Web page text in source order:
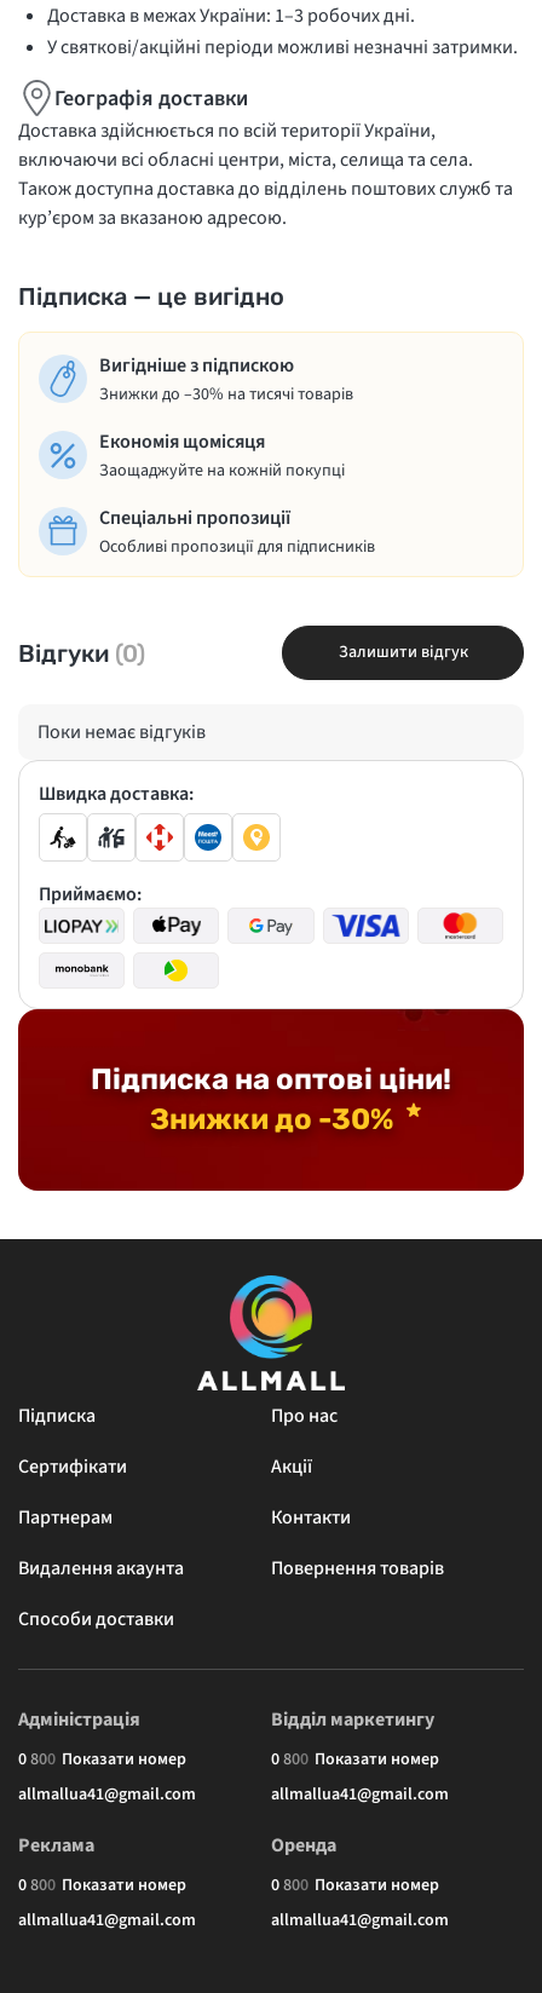
Доставка в межах України: 1–3 робочих дні.
У святкові/акційні періоди можливі незначні затримки.
Географія доставки
Доставка здійснюється по всій території України,
включаючи всі обласні центри, міста, селища та села.
Також доступна доставка до відділень поштових служб та
кур’єром за вказаною адресою.
Підписка — це вигідно
Вигідніше з підпискою
Знижки до –30% на тисячі товарів
Економія щомісяця
Заощаджуйте на кожній покупці
Спеціальні пропозиції
Особливі пропозиції для підписників
Відгуки (0) Залишити відгук
Поки немає відгуків
Підписка на оптові ціни!
Знижки до -30%
Швидка доставка:
Приймаємо:
Підписка
Про нас
Сертифікати
Акції
Партнерам
Контакти
Видалення акаунта
Повернення товарів
Способи доставки
Адміністрація
0800 Показати номер
allmallua41@gmail.com
Відділ маркетингу
0800 Показати номер
allmallua41@gmail.com
Реклама
0800 Показати номер
allmallua41@gmail.com
Оренда
0800 Показати номер
allmallua41@gmail.com